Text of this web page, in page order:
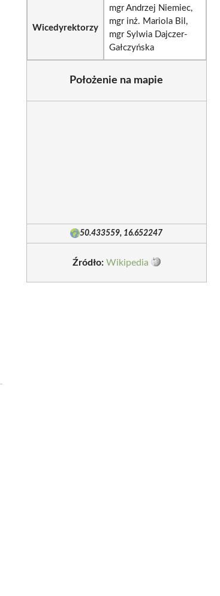
Wicedyrektorzy
mgr Andrzej Niemiec,
mgr inż. Mariola Bil,
mgr Sylwia Dajczer-
Gałczyńska
Położenie na mapie
50.433559, 16.652247
Źródło: Wikipedia